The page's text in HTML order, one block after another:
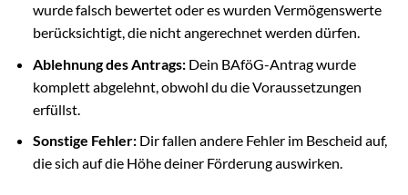
wurde falsch bewertet oder es wurden Vermögenswerte
berücksichtigt, die nicht angerechnet werden dürfen.
Ablehnung des Antrags:Dein BAföG-Antrag wurde
komplett abgelehnt, obwohl du die Voraussetzungen
erfüllst.
Sonstige Fehler:Dir fallen andere Fehler im Bescheid auf,
die sich auf die Höhe deiner Förderung auswirken.